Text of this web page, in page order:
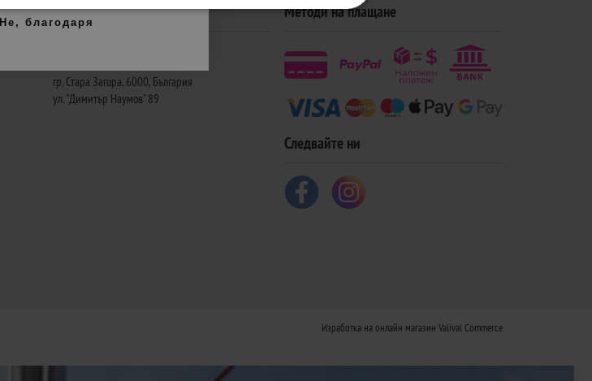
Контакти
гр. Стара Загора, 6000, България
ул. "Димитър Наумов" 89
Методи на плащане
Следвайте ни
Изработка на онлайн магазин Valival Commerce
Не, благодаря